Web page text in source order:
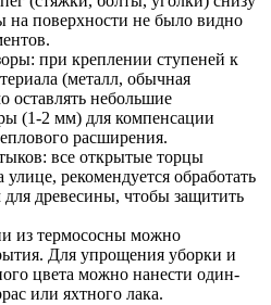
на поверхности не было видно
при креплении ступеней к
(металл, обычная
оставлять небольшие
(1-2 мм) для компенсации
расширения.
все открытые торцы
рекомендуется обработать
древесины, чтобы защитить
из термососны можно
Для упрощения уборки и
цвета можно нанести один-
или яхтного лака.